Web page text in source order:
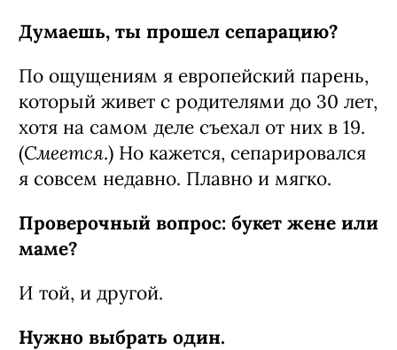
Думаешь, ты прошел сепарацию?
По ощущениям я европейский парень,
который живет с родителями до 30 лет,
хотя на самом деле съехал от них в 19.
(Смеется.) Но кажется, сепарировался
я совсем недавно. Плавно и мягко.
Проверочный вопрос: букет жене или
маме?
И той, и другой.
Нужно выбрать один.